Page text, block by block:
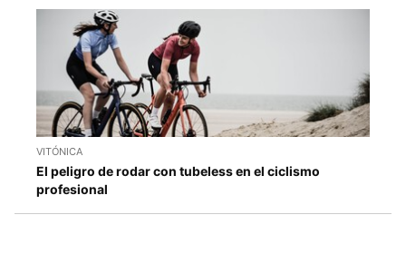
VITÓNICA
El peligro de rodar con tubeless en el ciclismo
profesional